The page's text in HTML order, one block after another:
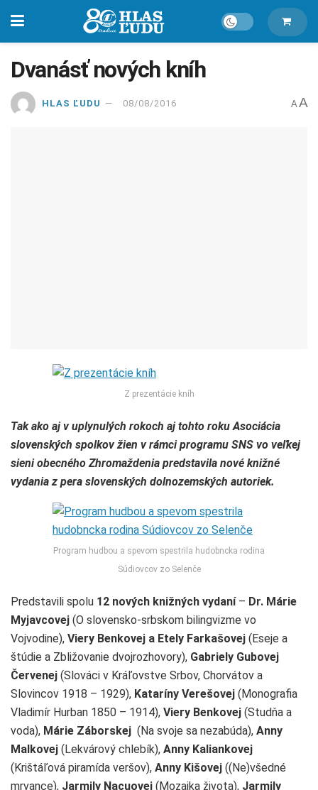
Dvanásť nových kníh
HLAS ĽUDU 08/08/2016 A A
Z prezentácie kníh
Tak ako aj v uplynulých rokoch aj tohto roku Asociácia
slovenských spolkov žien v rámci programu SNS vo veľkej
sieni obecného Zhromaždenia predstavila nové knižné
vydania z pera slovenských dolnozemských autoriek.
Program hudbou a spevom spestrila hudobncka rodina
Súdiovcov zo Selenče
Predstavili spolu 12 nových knižných vydaní– Dr. Márie
Myjavcovej (O slovensko-srbskom bilingvizme vo
Vojvodine), Viery Benkovej a Etely Farkašovej (Eseje a
štúdie a Zbližovanie dvojrozhovory), Gabriely Gubovej
Červenej (Slováci v Kráľovstve Srbov, Chorvátov a
Slovincov 1918 – 1929), Kataríny Verešovej (Monografia
Vladimír Hurban 1850 – 1914), Viery Benkovej (Studňa a
voda), Márie Záborskej (Na svoje sa nezabúda), Anny
Malkovej (Lekvárový chlebík), Anny Kaliankovej
(Krištáľová piramída veršov), Anny Kišovej ((Ne)všedné
mrvance), Jarmily Nacuovej (Mozaika života), Jarmily